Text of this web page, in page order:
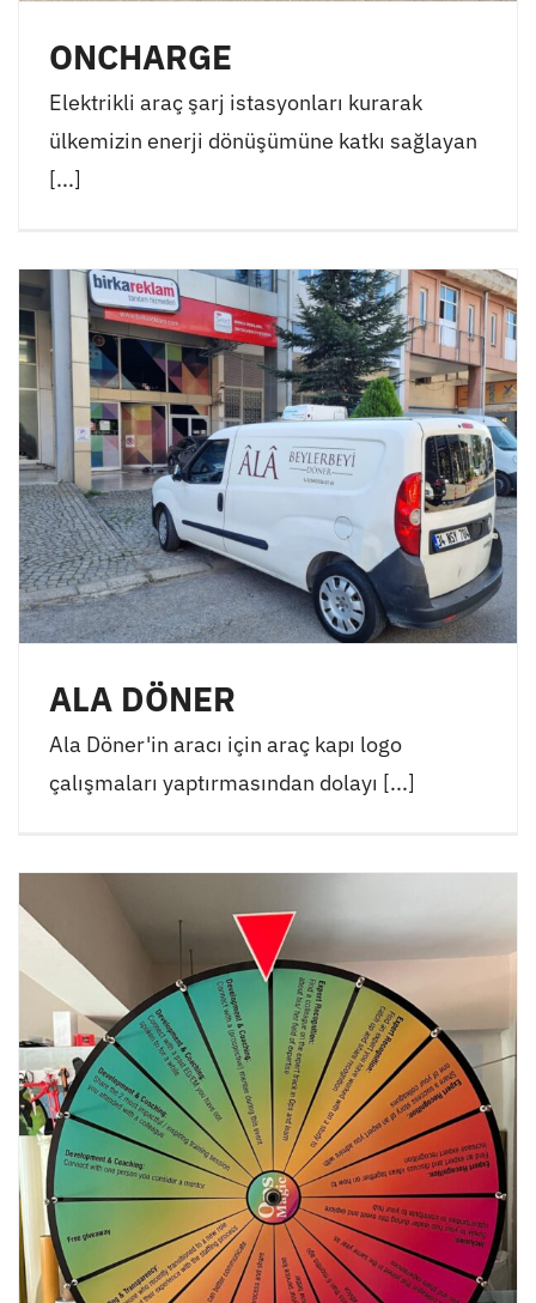
ONCHARGE
Elektrikli araç şarj istasyonları kurarak
ülkemizin enerji dönüşümüne katkı sağlayan
[...]
ALA DÖNER
Ala Döner'in aracı için araç kapı logo
çalışmaları yaptırmasından dolayı [...]